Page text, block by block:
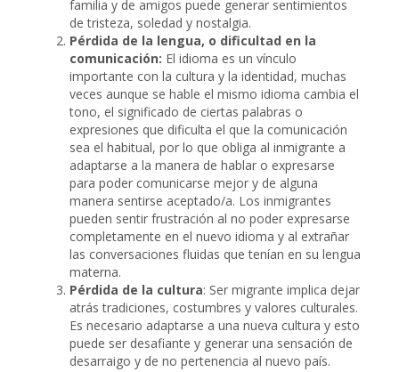
familia y de amigos puede generar sentimientos
de tristeza, soledad y nostalgia.
Pérdida de la lengua, o dificultad en la
comunicación: El idioma es un vínculo
importante con la cultura y la identidad, muchas
veces aunque se hable el mismo idioma cambia el
tono, el significado de ciertas palabras o
expresiones que dificulta el que la comunicación
sea el habitual, por lo que obliga al inmigrante a
adaptarse a la manera de hablar o expresarse
para poder comunicarse mejor y de alguna
manera sentirse aceptado/a. Los inmigrantes
pueden sentir frustración al no poder expresarse
completamente en el nuevo idioma y al extrañar
las conversaciones fluidas que tenían en su lengua
materna.
Pérdida de la cultura: Ser migrante implica dejar
atrás tradiciones, costumbres y valores culturales.
Es necesario adaptarse a una nueva cultura y esto
puede ser desafiante y generar una sensación de
desarraigo y de no pertenencia al nuevo país.